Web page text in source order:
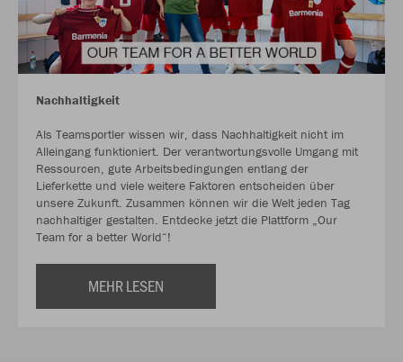
Nachhaltigkeit
Als Teamsportler wissen wir, dass Nachhaltigkeit nicht im
Alleingang funktioniert. Der verantwortungsvolle Umgang mit
Ressourcen, gute Arbeitsbedingungen entlang der
Lieferkette und viele weitere Faktoren entscheiden über
unsere Zukunft. Zusammen können wir die Welt jeden Tag
nachhaltiger gestalten. Entdecke jetzt die Plattform „Our
Team for a better World“!
MEHR LESEN